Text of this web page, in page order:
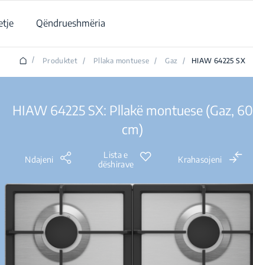
Qëndrueshmëria
/ Produktet / Pllaka montuese / Gaz / HIAW 64225 SX
HIAW 64225 SX: Pllakë montuese (Gaz, 60
cm)
Ndajeni
Lista e
dëshirave
Krahasojeni